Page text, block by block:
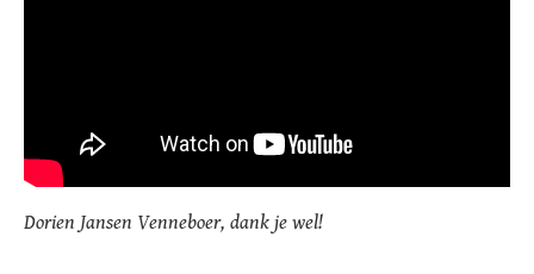
Dorien Jansen Venneboer, dank je wel!